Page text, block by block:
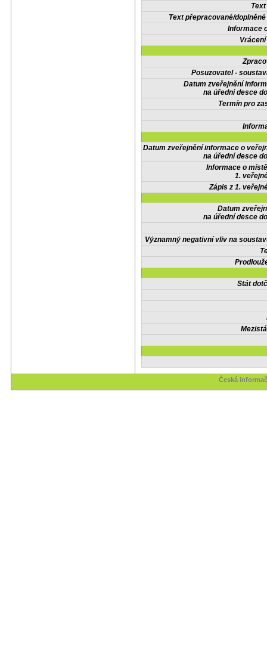
Text přepracované/
Informace
Posuzovatel -
Datum zveřejnění
na úřední desce
Termín pro
Datum zveřejnění informace o
na úřední desce
Informace o
1.
Zápis z 1.
Datum
na úřední desce
Významný negativní vliv na
Stát
Česká